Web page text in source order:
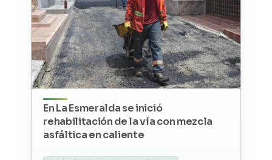
En La Esmeralda se inició
rehabilitación de la vía con mezcla
asfáltica en caliente